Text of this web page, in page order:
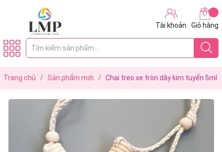
Tài khoản Giỏ hàng
Trang chủ / Sản phẩm mới / Chai treo xe tròn dây kim tuyến 5ml